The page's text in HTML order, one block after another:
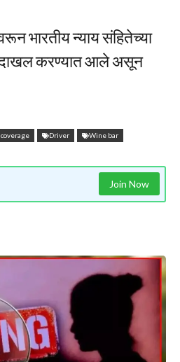
भारतीय न्याय संहितेच्या
दाखल करण्यात आले असून
Driver Wine bar
Join Now